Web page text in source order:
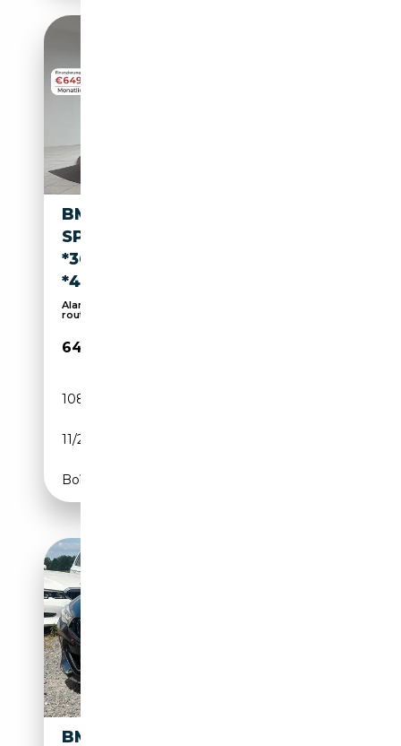
BMW M850 M850 I XDRIVE M-
SPORT
*360*GSD*H&K*LASER*TOTW
*4ZON
Alarme, Airbag conducteur, Assistant feux de
route...
64 990€
108 327 km
11/2019
Boîte automatique
BMW M850 I XDRIVE GC M